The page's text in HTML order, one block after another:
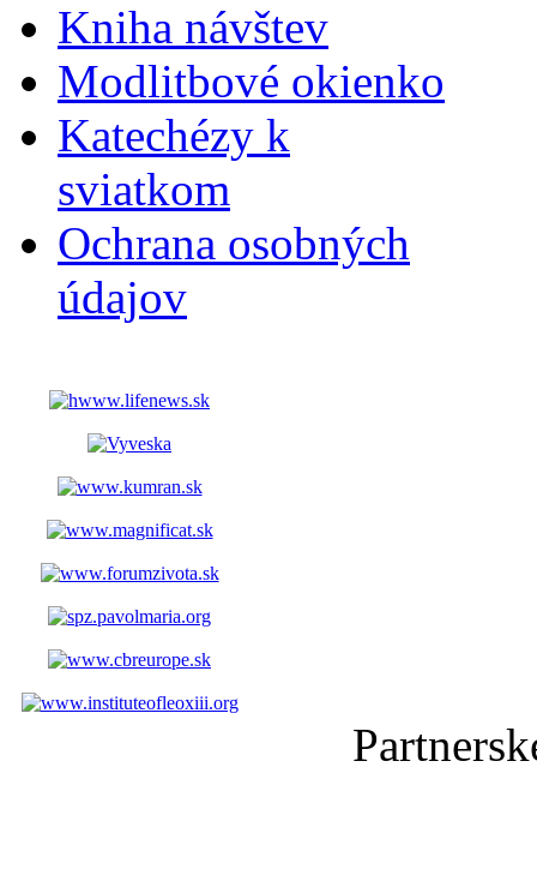
Kniha návštev
Modlitbové okienko
Katechézy k
sviatkom
Ochrana osobných
údajov